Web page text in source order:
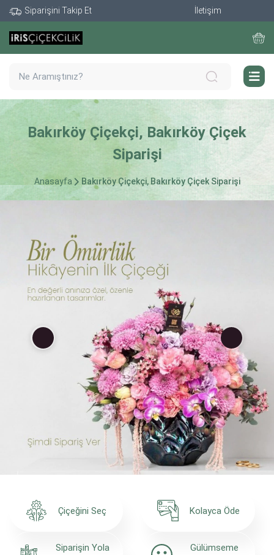
Siparişini Takip Et İletişim
Bakırköy Çiçekçi, Bakırköy Çiçek
Siparişi
Anasayfa Bakırköy Çiçekçi, Bakırköy Çiçek Siparişi
Çiçeğini Seç Kolayca Öde
Siparişin Yola
Gülümseme